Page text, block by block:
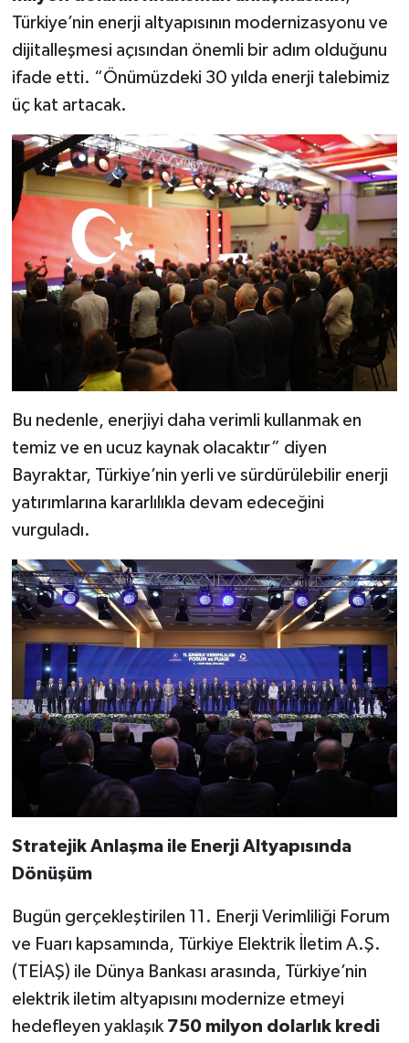
Türkiye’nin enerji altyapısının modernizasyonu ve
dijitalleşmesi açısından önemli bir adım olduğunu
ifade etti. “Önümüzdeki 30 yılda enerji talebimiz
üç kat artacak.
Bu nedenle, enerjiyi daha verimli kullanmak en
temiz ve en ucuz kaynak olacaktır” diyen
Bayraktar, Türkiye’nin yerli ve sürdürülebilir enerji
yatırımlarına kararlılıkla devam edeceğini
vurguladı.
Stratejik Anlaşma ile Enerji Altyapısında
Dönüşüm
Bugün gerçekleştirilen 11. Enerji Verimliliği Forum
ve Fuarı kapsamında, Türkiye Elektrik İletim A.Ş.
(TEİAŞ) ile Dünya Bankası arasında, Türkiye’nin
elektrik iletim altyapısını modernize etmeyi
hedefleyen yaklaşık 750 milyon dolarlık kredi